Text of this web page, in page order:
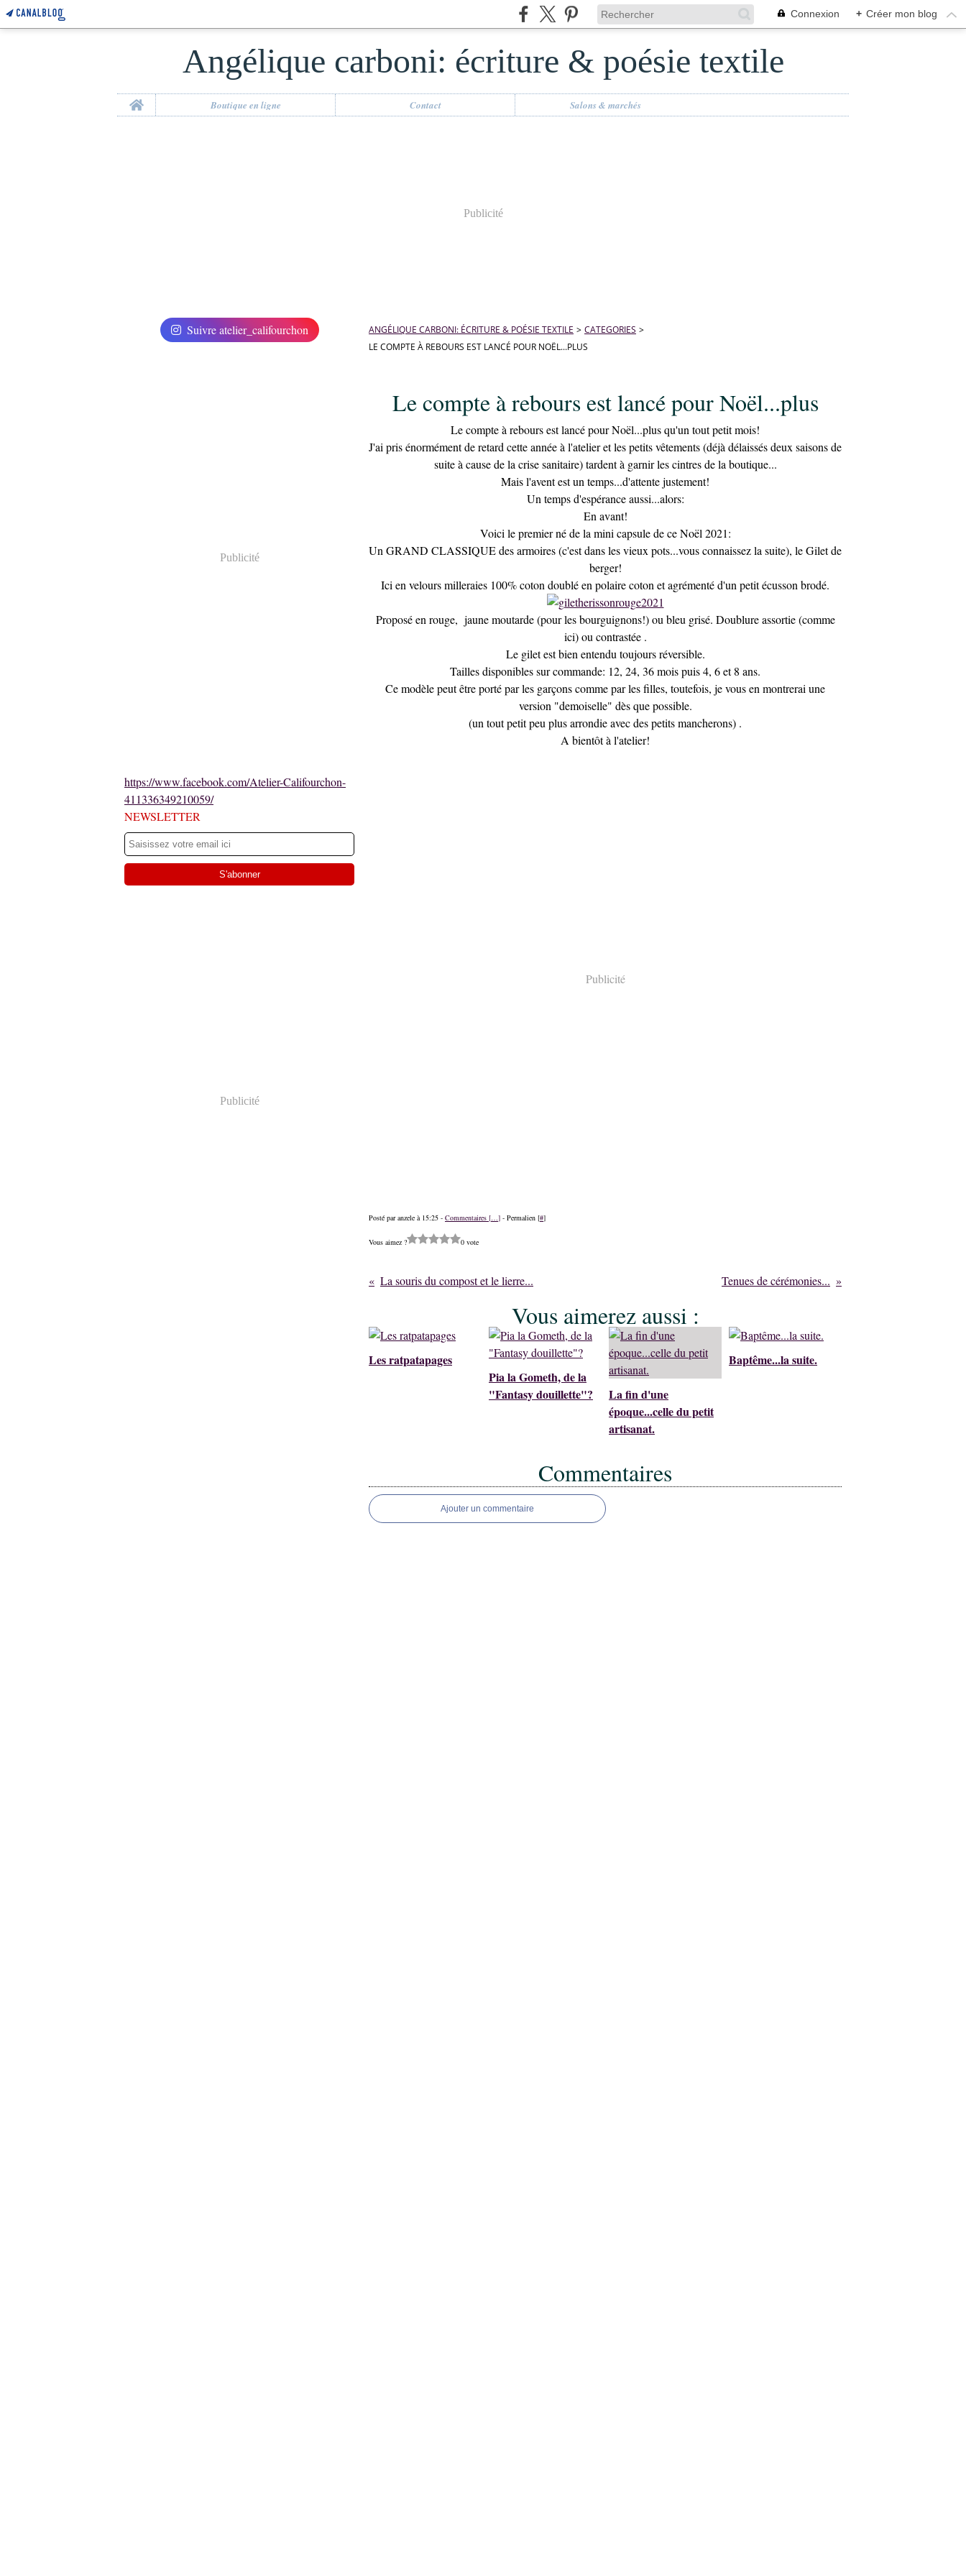
Connexion + Créer mon blog
Angélique carboni: écriture & poésie textile
Home Boutique en ligne Contact Salons & marchés
Publicité
Suivre atelier_califourchon
Publicité
https://www.facebook.com/Atelier-Califourchon-
411336349210059/
NEWSLETTER
Publicité
ANGÉLIQUE CARBONI: ÉCRITURE & POÉSIE TEXTILE > CATEGORIES >
LE COMPTE À REBOURS EST LANCÉ POUR NOËL...PLUS
Le compte à rebours est lancé pour Noël...plus
Le compte à rebours est lancé pour Noël...plus qu'un tout petit mois!
J'ai pris énormément de retard cette année à l'atelier et les petits vêtements (déjà délaissés deux saisons de
suite à cause de la crise sanitaire) tardent à garnir les cintres de la boutique...
Mais l'avent est un temps...d'attente justement!
Un temps d'espérance aussi...alors:
En avant!
Voici le premier né de la mini capsule de ce Noël 2021:
Un GRAND CLASSIQUE des armoires (c'est dans les vieux pots...vous connaissez la suite), le Gilet de
berger!
Ici en velours milleraies 100% coton doublé en polaire coton et agrémenté d'un petit écusson brodé.
Proposé en rouge, jaune moutarde (pour les bourguignons!) ou bleu grisé. Doublure assortie (comme
ici) ou contrastée .
Le gilet est bien entendu toujours réversible.
Tailles disponibles sur commande: 12, 24, 36 mois puis 4, 6 et 8 ans.
Ce modèle peut être porté par les garçons comme par les filles, toutefois, je vous en montrerai une
version "demoiselle" dès que possible.
(un tout petit peu plus arrondie avec des petits mancherons) .
A bientôt à l'atelier!
Publicité
Posté par anzele à 15:25 - Commentaires […] - Permalien [#]
Vous aimez ? 0 vote
La souris du compost et le lierre... Tenues de cérémonies...
Vous aimerez aussi :
Les ratpatapages
Pia la Gometh, de la
"Fantasy douillette"?
La fin d'une
époque...celle du petit
artisanat.
Baptême...la suite.
Commentaires
Ajouter un commentaire